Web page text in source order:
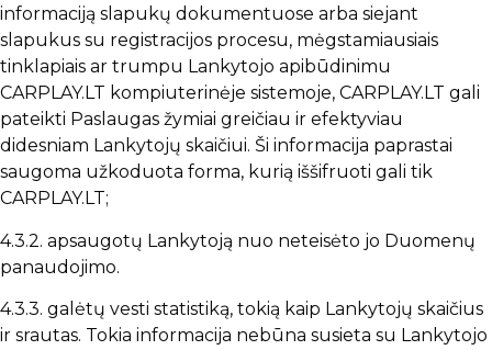
informaciją slapukų dokumentuose arba siejant
slapukus su registracijos procesu, mėgstamiausiais
tinklapiais ar trumpu Lankytojo apibūdinimu
CARPLAY.LT kompiuterinėje sistemoje, CARPLAY.LT gali
pateikti Paslaugas žymiai greičiau ir efektyviau
didesniam Lankytojų skaičiui. Ši informacija paprastai
saugoma užkoduota forma, kurią iššifruoti gali tik
CARPLAY.LT;
4.3.2. apsaugotų Lankytoją nuo neteisėto jo Duomenų
panaudojimo.
4.3.3. galėtų vesti statistiką, tokią kaip Lankytojų skaičius
ir srautas. Tokia informacija nebūna susieta su Lankytojo